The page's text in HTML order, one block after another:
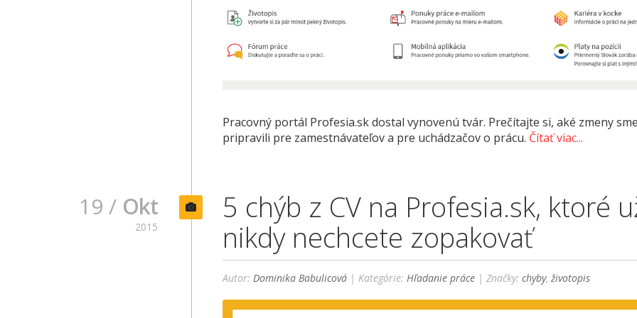
Pracovný portál Profesia.sk dostal vynovenú tvár. Prečítajte si, aké zmeny
pripravili pre zamestnávateľov a pre uchádzačov o prácu. Čítať viac...
19 / Okt
2015
5 chýb z CV na Profesia.sk, ktoré
nikdy nechcete zopakovať
Autor:Dominika Babulicová | Kategórie:Hľadanie práce | Značky:chyby,životopis